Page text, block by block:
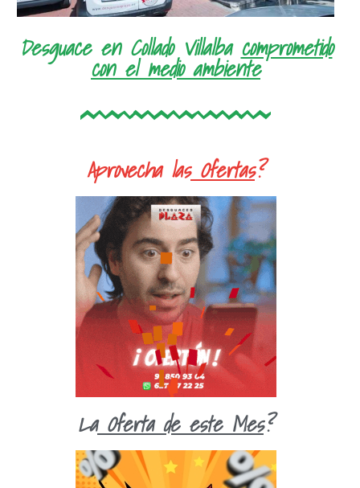
Desguace en Collado Villalba comprometido
con el medio ambiente
Aprovecha lasOfertas?
LaOferta de este Mes?